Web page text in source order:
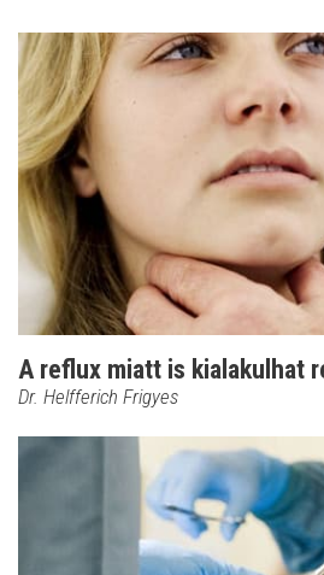
A reflux miatt is kialakulhat
Dr. Helfferich Frigyes